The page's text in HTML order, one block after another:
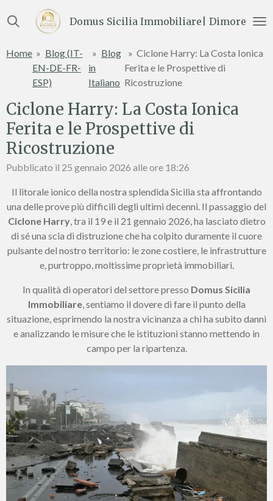
al
principale
Domus Sicilia Immobiliare| Dimore e
Home » Blog (IT-
EN-DE-FR-
ESP)
» Blog
in
Italiano
» Ciclone Harry: La Costa Ionica
Ferita e le Prospettive di
Ricostruzione
Ciclone Harry: La Costa Ionica
Ferita e le Prospettive di
Ricostruzione
Pubblicato il 25 gennaio 2026 alle ore 18:26
Il litorale ionico della nostra splendida Sicilia sta affrontando
una delle prove più difficili degli ultimi decenni. Il passaggio del
Ciclone Harry, tra il 19 e il 21 gennaio 2026, ha lasciato dietro
di sé una scia di distruzione che ha colpito duramente il cuore
pulsante del nostro territorio: le zone costiere, le infrastrutture
e, purtroppo, moltissime proprietà immobiliari.
In qualità di operatori del settore presso Domus Sicilia
Immobiliare, sentiamo il dovere di fare il punto della
situazione, esprimendo la nostra vicinanza a chi ha subito danni
e analizzando le misure che le istituzioni stanno mettendo in
campo per la ripartenza.